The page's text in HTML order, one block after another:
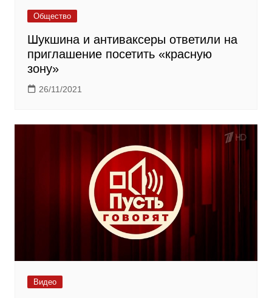
Общество
Шукшина и антиваксеры ответили на
приглашение посетить «красную
зону»
26/11/2021
Видео